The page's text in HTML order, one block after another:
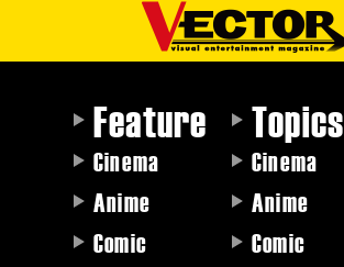
Feature
Cinema
Anime
Comic
Topics
Cinema
Anime
Comic